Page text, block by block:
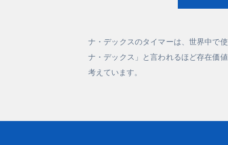
ナ・デックスのタイマーは、世界中で
ナ・デックス」と言われるほど存在価
考えています。